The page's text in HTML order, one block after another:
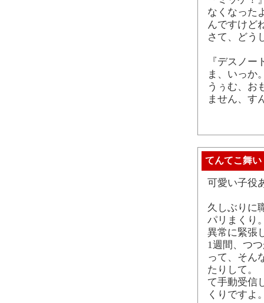
なくなった
んですけど
さて、どう
『デスノ
ま、いっか
うぅむ、お
ません、す
てんてこ舞い
可愛い子役
久しぶりに
パリまくり
異常に緊張
1週間、つ
って、そん
たりして。
て手動受信
くりですよ